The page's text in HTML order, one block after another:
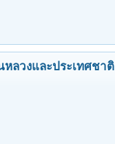
ลวงและประเทศชาติ